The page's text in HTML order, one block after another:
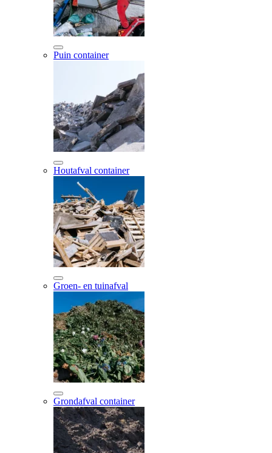
Puin container
Houtafval container
Groen- en tuinafval
Grondafval container